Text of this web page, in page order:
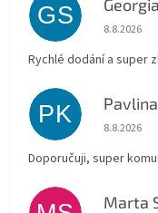
GS
8.8.2026
Rychlé dodání a super
PK
8.8.2026
Doporučuji, super
Marta